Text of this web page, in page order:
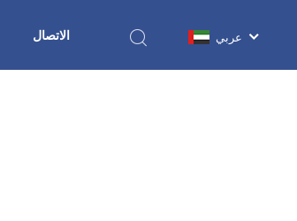
عربي الاتصال